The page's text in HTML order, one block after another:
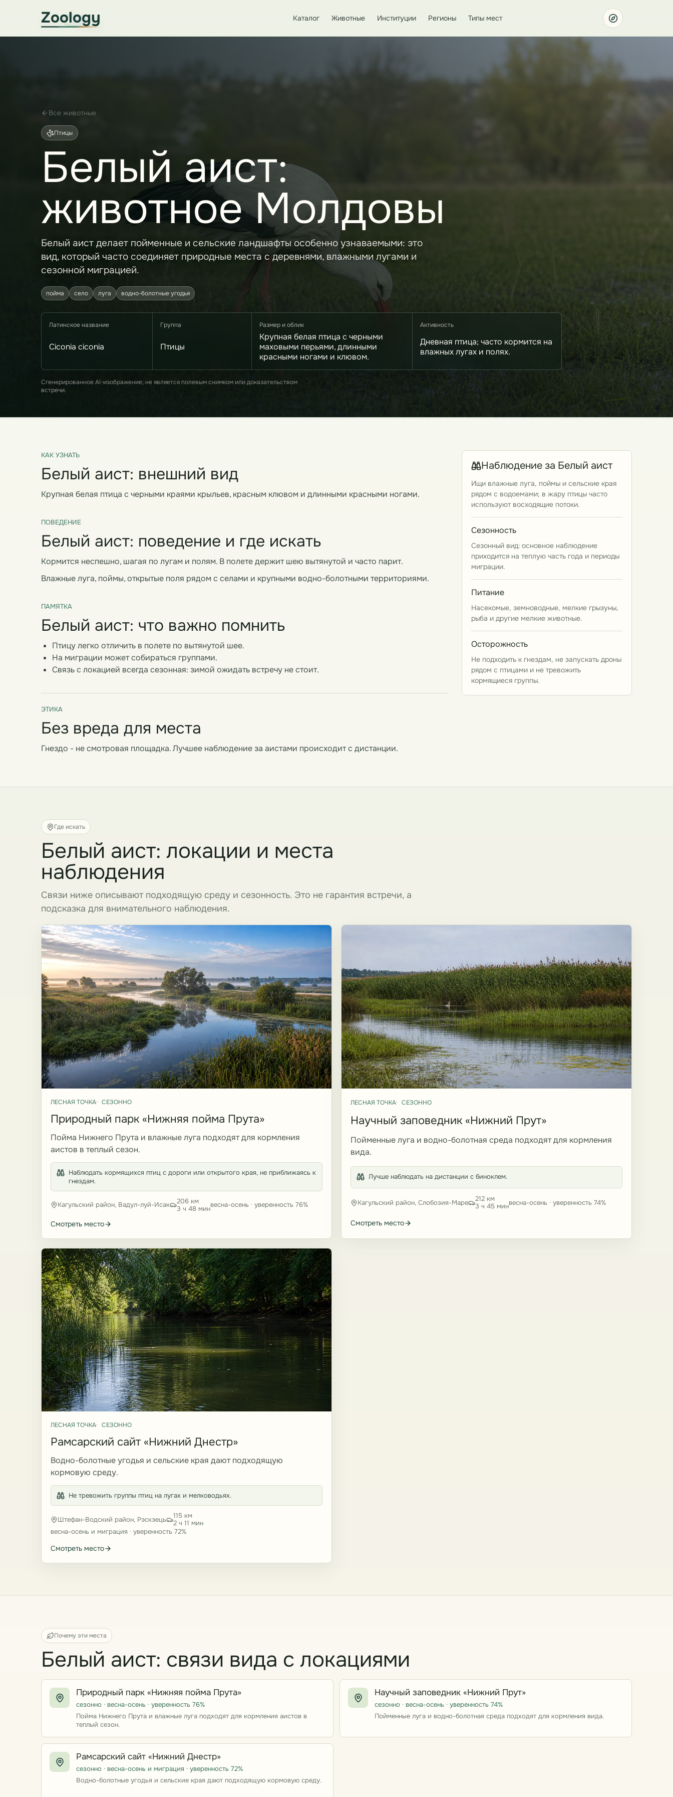
Zoology Каталог Животные Институции Регионы Типы мест
Все животные
Птицы
Белый аист:
животное Молдовы
Белый аист делает пойменные и сельские ландшафты особенно узнаваемыми: это
вид, который часто соединяет природные места с деревнями, влажными лугами и
сезонной миграцией.
пойма село луга водно-болотные угодья
Латинское название
Ciconia ciconia
Группа
Птицы
Размер и облик
Крупная белая птица с черными
маховыми перьями, длинными
красными ногами и клювом.
Активность
Дневная птица; часто кормится на
влажных лугах и полях.
Сгенерированное AI-изображение; не является полевым снимком или доказательством
встречи.
КАК УЗНАТЬ
Белый аист: внешний вид
Крупная белая птица с черными краями крыльев, красным клювом и длинными красными ногами.
ПОВЕДЕНИЕ
Белый аист: поведение и где искать
Кормится неспешно, шагая по лугам и полям. В полете держит шею вытянутой и часто парит.
Влажные луга, поймы, открытые поля рядом с селами и крупными водно-болотными территориями.
ПАМЯТКА
Белый аист: что важно помнить
Птицу легко отличить в полете по вытянутой шее.
На миграции может собираться группами.
Связь с локацией всегда сезонная: зимой ожидать встречу не стоит.
ЭТИКА
Без вреда для места
Гнездо - не смотровая площадка. Лучшее наблюдение за аистами происходит с дистанции.
Наблюдение за Белый аист
Ищи влажные луга, поймы и сельские края
рядом с водоемами; в жару птицы часто
используют восходящие потоки.
Сезонность
Сезонный вид: основное наблюдение
приходится на теплую часть года и периоды
миграции.
Питание
Насекомые, земноводные, мелкие грызуны,
рыба и другие мелкие животные.
Осторожность
Не подходить к гнездам, не запускать дроны
рядом с птицами и не тревожить
кормящиеся группы.
Где искать
Белый аист: локации и места
наблюдения
Связи ниже описывают подходящую среду и сезонность. Это не гарантия встречи, а
подсказка для внимательного наблюдения.
ЛЕСНАЯ ТОЧКА СЕЗОННО
Природный парк «Нижняя пойма Прута»
Пойма Нижнего Прута и влажные луга подходят для кормления
аистов в теплый сезон.
Наблюдать кормящихся птиц с дороги или открытого края, не приближаясь к
гнездам.
Кагульский район, Вадул-луй-Исак
206 км
3 ч 48 минвесна-осень · уверенность 76%
Смотреть место
ЛЕСНАЯ ТОЧКА СЕЗОННО
Научный заповедник «Нижний Прут»
Пойменные луга и водно-болотная среда подходят для кормления
вида.
Лучше наблюдать на дистанции с биноклем.
Кагульский район, Слобозия-Маре
212 км
3 ч 45 минвесна-осень · уверенность 74%
Смотреть место
ЛЕСНАЯ ТОЧКА СЕЗОННО
Рамсарский сайт «Нижний Днестр»
Водно-болотные угодья и сельские края дают подходящую
кормовую среду.
Не тревожить группы птиц на лугах и мелководьях.
Штефан-Водский район, Рэскэець
115 км
2 ч 11 мин
весна-осень и миграция · уверенность 72%
Смотреть место
Почему эти места
Белый аист: связи вида с локациями
Природный парк «Нижняя пойма Прута»
сезонно · весна-осень · уверенность 76%
Пойма Нижнего Прута и влажные луга подходят для кормления аистов в
теплый сезон.
Научный заповедник «Нижний Прут»
сезонно · весна-осень · уверенность 74%
Пойменные луга и водно-болотная среда подходят для кормления вида.
Рамсарский сайт «Нижний Днестр»
сезонно · весна-осень и миграция · уверенность 72%
Водно-болотные угодья и сельские края дают подходящую кормовую среду.